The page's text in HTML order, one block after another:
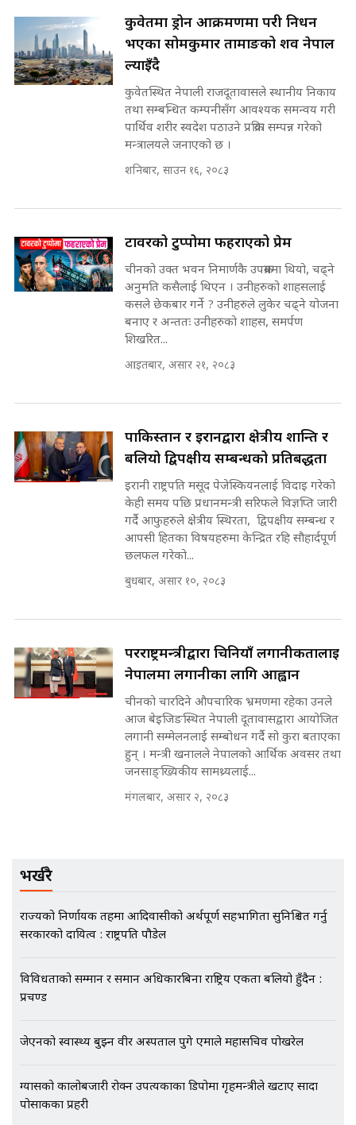
अदालतको गुनासो अब सिधै सर्वोच्चमा
|| Court Grievances Directly to
the Supreme Court ||
SIDHAKURA
मोबिलिटीमा महिलाको पहुँच विस्तार गर्दै
इनड्राइभ || SIDHAKURA ||
Prachanda, Rabi, Gagan Stand
on the Same Page ||
SIDHAKURA ||
सहकारी पीडितसँग मन्त्री प्रतिभा रावलले
भनिन्–साथ दिनुहोस्, दबाब होइन ||
Waterfall of Rasuwa ||
SIDHAKURA ||
कहिले बन्ला चक्रपथ ? विस्तार कार्यमा
किन भइरहेछ ढिलाइ ?The Ring Road
Expansion Dilemma |
पोप्पोको पासोः कमाउने लोभमा घरबार नै
उठिबास | The Dark Side of
'Poppo Live'-SIDHAKURA
INVESTIGATION
मन्त्री आउने बित्तिकै सुरु भएको थियो
घुसको डिल || Raj Kumar Gupta ||
भूमिसुधार मन्त्रीलाई जोगाइदै ! ||
SIDHAKURA ||
प्रधानमन्त्री ? || SIDHAKURA ||
||
मन्त्री र पूर्व मन्त्रीको ७८ लाख घुस डिलको
SIDHAKURA |
मन्त्री राजकुमारलाई घुस दिने विचौलीया
पूर्व मन्त्री रञ्जिता || SIDHAKURA
मन्त्रीले घुस डिल गरेको अडियो ! दुई झोला
नोट मन्त्रीलाई घुस | SIDHAKURA |
SIDHAKURA INVESTIGATION |
मृतकका परिवारप्रति मेडिकल काउन्सीलको
बदनियत ! न्याय खोज्दै भौतारिदै सुवास
|| THE REPORTER ||
अर्ब बढी घुस!|| SIDHAKURA ||
गायब || Everest Hospital
कुवेतमा ड्रोन आक्रमणमा परी निधन
भएका सोमकुमार तामाङको शव नेपाल
ल्याइँदै
कुवेतस्थित नेपाली राजदूतावासले स्थानीय निकाय
तथा सम्बन्धित कम्पनीसँग आवश्यक समन्वय गरी
पार्थिव शरीर स्वदेश पठाउने प्रक्रिया सम्पन्न गरेको
मन्त्रालयले जनाएको छ ।
शनिबार, साउन १६, २०८३
टावरको टुप्पोमा फहराएको प्रेम
चीनको उक्त भवन निमार्णकै उपक्रममा थियो, चढ्ने
अनुमति कसैलाई थिएन । उनीहरुको शाहसलाई
कसले छेकबार गर्ने ? उनीहरुले लुकेर चढ्ने योजना
बनाए र अन्ततः उनीहरुको शाहस, समर्पण
शिखरित...
आइतबार, असार २१, २०८३
पाकिस्तान र इरानद्वारा क्षेत्रीय शान्ति र
बलियो द्विपक्षीय सम्बन्धको प्रतिबद्धता
इरानी राष्ट्रपति मसूद पेजेस्कियनलाई विदाइ गरेको
केही समय पछि प्रधानमन्त्री सरिफले विज्ञप्ति जारी
गर्दै आफुहरुले क्षेत्रीय स्थिरता, द्विपक्षीय सम्बन्ध र
आपसी हितका विषयहरुमा केन्द्रित रहि सौहार्दपूर्ण
छलफल गरेको...
बुधबार, असार १०, २०८३
परराष्ट्रमन्त्रीद्वारा चिनियाँ लगानीकर्तालाई
नेपालमा लगानीका लागि आह्वान
चीनको चारदिने औपचारिक भ्रमणमा रहेका उनले
आज बेइजिङस्थित नेपाली दूतावासद्वारा आयोजित
लगानी सम्मेलनलाई सम्बोधन गर्दै सो कुरा बताएका
हुन् । मन्त्री खनालले नेपालको आर्थिक अवसर तथा
जनसाङ्ख्यिकीय सामथ्र्यलाई...
मंगलबार, असार २, २०८३
भर्खरै
राज्यको निर्णायक तहमा आदिवासीको अर्थपूर्ण सहभागिता सुनिश्चित गर्नु
सरकारको दायित्व : राष्ट्रपति पौडेल
विविधताको सम्मान र समान अधिकारबिना राष्ट्रिय एकता बलियो हुँदैन :
प्रचण्ड
जेएनको स्वास्थ्य बुझ्न वीर अस्पताल पुगे एमाले महासचिव पोखरेल
ग्यासको कालोबजारी रोक्न उपत्यकाका डिपोमा गृहमन्त्रीले खटाए सादा
पोसाकका प्रहरी